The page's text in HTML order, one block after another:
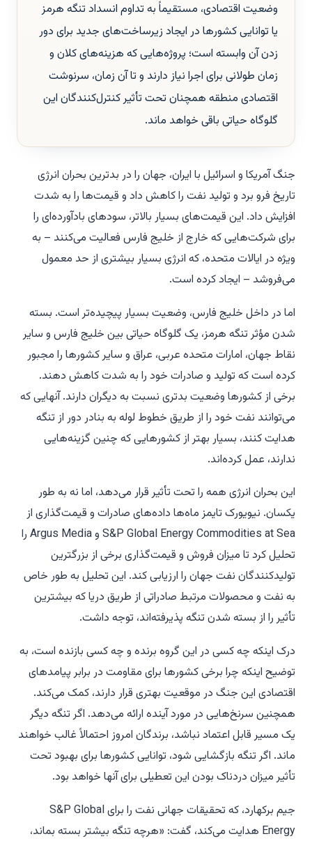
وضعیت اقتصادی، مستقیماً به تداوم انسداد تنگه هرمز
یا توانایی کشورها در ایجاد زیرساخت‌های جدید برای دور
زدن آن وابسته است؛ پروژه‌هایی که هزینه‌های کلان و
زمان طولانی برای اجرا نیاز دارند و تا آن زمان، سرنوشت
اقتصادی منطقه همچنان تحت تأثیر کنترل‌کنندگان این
گلوگاه حیاتی باقی خواهد ماند.
جنگ آمریکا و اسرائیل با ایران، جهان را در بدترین بحران انرژی
تاریخ فرو برد و تولید نفت را کاهش داد و قیمت‌ها را به شدت
افزایش داد. این قیمت‌های بسیار بالاتر، سودهای بادآورده‌ای را
برای شرکت‌هایی که خارج از خلیج فارس فعالیت می‌کنند – به
ویژه در ایالات متحده، که انرژی بسیار بیشتری از حد معمول
می‌فروشد – ایجاد کرده است.
اما در داخل خلیج فارس، وضعیت بسیار پیچیده‌تر است. بسته
شدن مؤثر تنگه هرمز، یک گلوگاه حیاتی بین خلیج فارس و سایر
نقاط جهان، امارات متحده عربی، عراق و سایر کشورها را مجبور
کرده است که تولید و صادرات خود را به شدت کاهش دهند.
برخی از کشورها وضعیت بدتری نسبت به دیگران دارند. آنهایی که
می‌توانند نفت خود را از طریق خطوط لوله به بنادر دور از تنگه
هدایت کنند، بسیار بهتر از کشورهایی که چنین گزینه‌هایی
ندارند، عمل کرده‌اند.
این بحران انرژی همه را تحت تأثیر قرار می‌دهد، اما نه به طور
یکسان. نیویورک تایمز ماه‌ها داده‌های صادرات و قیمت‌گذاری از
S&P Global Energy Commodities at Sea و Argus Media را
تحلیل کرد تا میزان فروش و قیمت‌گذاری برخی از بزرگترین
تولیدکنندگان نفت جهان را ارزیابی کند. این تحلیل به طور خاص
به نفت و محصولات مرتبط صادراتی از طریق دریا که بیشترین
تأثیر را از بسته شدن تنگه پذیرفته‌اند، توجه داشت.
درک اینکه چه کسی در این گروه برنده و چه کسی بازنده است، به
توضیح اینکه چرا برخی کشورها برای مقاومت در برابر پیامدهای
اقتصادی این جنگ در موقعیت بهتری قرار دارند، کمک می‌کند.
همچنین سرنخ‌هایی در مورد آینده ارائه می‌دهد. اگر تنگه دیگر
یک مسیر قابل اعتماد نباشد، برندگان امروز احتمالاً غالب خواهند
ماند. اگر تنگه بازگشایی شود، توانایی کشورها برای بهبود تحت
تأثیر میزان دردناک بودن این تعطیلی برای آنها خواهد بود.
جیم برکهارد، که تحقیقات جهانی نفت را برای S&P Global
Energy هدایت می‌کند، گفت: «هرچه تنگه بیشتر بسته بماند،